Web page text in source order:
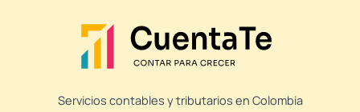
Servicios contables y tributarios en Colombia